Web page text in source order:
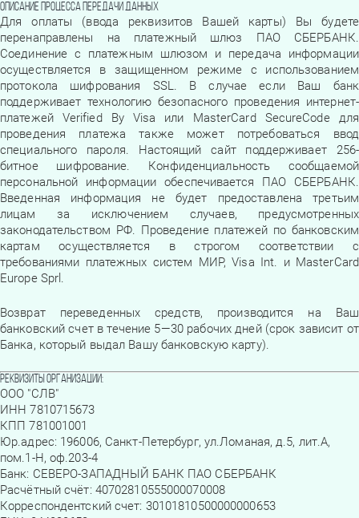
Описание процесса передачи данных
Для оплаты (ввода реквизитов Вашей карты) Вы будете
перенаправлены на платежный шлюз ПАО СБЕРБАНК.
Соединение с платежным шлюзом и передача информации
осуществляется в защищенном режиме с использованием
протокола шифрования SSL. В случае если Ваш банк
поддерживает технологию безопасного проведения интернет-
платежей Verified By Visa или MasterCard SecureCode для
проведения платежа также может потребоваться ввод
специального пароля. Настоящий сайт поддерживает 256-
битное шифрование. Конфиденциальность сообщаемой
персональной информации обеспечивается ПАО СБЕРБАНК.
Введенная информация не будет предоставлена третьим
лицам за исключением случаев, предусмотренных
законодательством РФ. Проведение платежей по банковским
картам осуществляется в строгом соответствии с
требованиями платежных систем МИР, Visa Int. и MasterCard
Europe Sprl.
Возврат переведенных средств, производится на Ваш
банковский счет в течение 5—30 рабочих дней (срок зависит от
Банка, который выдал Вашу банковскую карту).
Реквизиты организации:
ООО "СЛВ"
ИНН 7810715673
КПП 781001001
Юр.адрес: 196006, Санкт-Петербург, ул.Ломаная, д.5, лит.А,
пом.1-Н, оф.203-4
Банк: СЕВЕРО-ЗАПАДНЫЙ БАНК ПАО СБЕРБАНК
Расчётный счёт: 40702810555000070008
Корреспондентский счет: 30101810500000000653